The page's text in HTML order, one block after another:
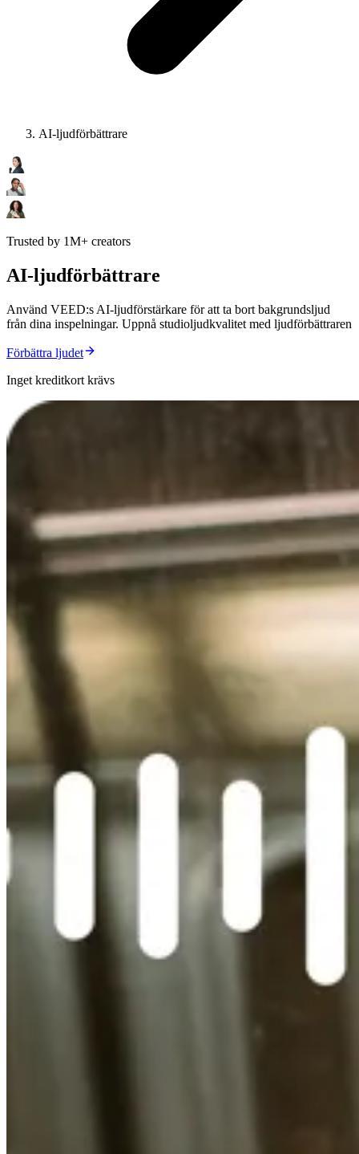
AI-ljudförbättrare
Trusted by 1M+ creators
AI-ljudförbättrare
Använd VEED:s AI-ljudförstärkare för att ta bort bakgrundsljud
från dina inspelningar. Uppnå studioljudkvalitet med ljudförbättraren
Förbättra ljudet
Inget kreditkort krävs